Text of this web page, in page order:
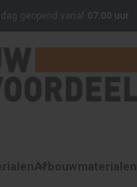
geopend vanaf 07:00 uur
Afbouwmaterialen